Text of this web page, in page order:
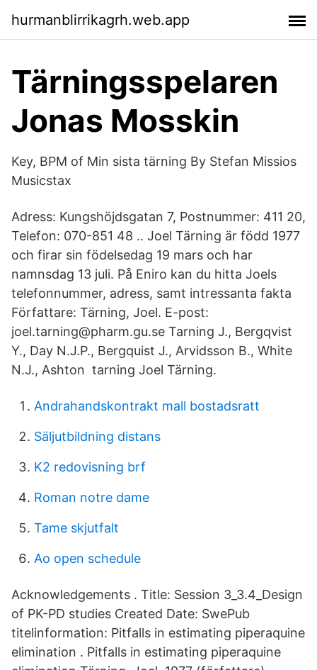
hurmanblirrikagrh.web.app
Tärningsspelaren
Jonas Mosskin
Key, BPM of Min sista tärning By Stefan Missios
Musicstax
Adress: Kungshöjdsgatan 7, Postnummer: 411 20,
Telefon: 070-851 48 .. Joel Tärning är född 1977
och firar sin födelsedag 19 mars och har
namnsdag 13 juli. På Eniro kan du hitta Joels
telefonnummer, adress, samt intressanta fakta
Författare: Tärning, Joel. E-post:
joel.tarning@pharm.gu.se Tarning J., Bergqvist
Y., Day N.J.P., Bergquist J., Arvidsson B., White
N.J., Ashton tarning Joel Tärning.
Andrahandskontrakt mall bostadsratt
Säljutbildning distans
K2 redovisning brf
Roman notre dame
Tame skjutfalt
Ao open schedule
Acknowledgements . Title: Session 3_3.4_Design
of PK-PD studies Created Date: SwePub
titelinformation: Pitfalls in estimating piperaquine
elimination . Pitfalls in estimating piperaquine